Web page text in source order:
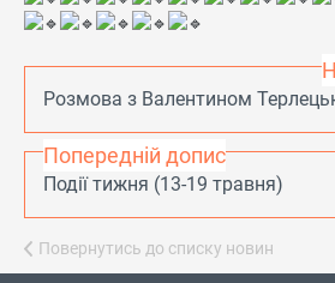
Розмова з Валентином
Попередній допис
Події тижня (13-19 травня)
Повернутись до списку новин